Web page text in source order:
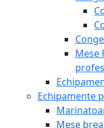
Mese
Echipamente
Mese